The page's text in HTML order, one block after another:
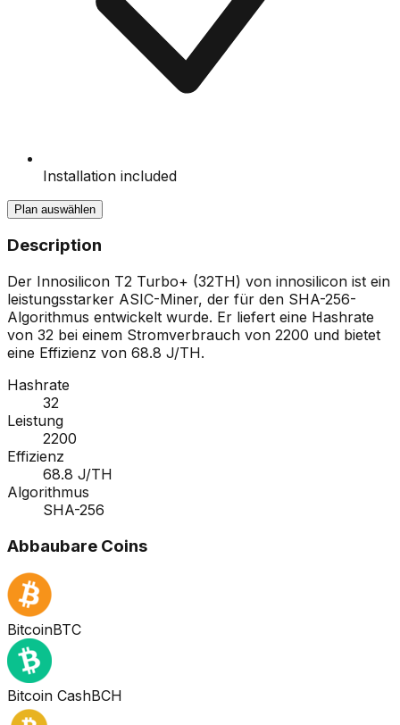
Installation included
Plan auswählen
Description
Der Innosilicon T2 Turbo+ (32TH) von innosilicon ist ein
leistungsstarker ASIC-Miner, der für den SHA-256-
Algorithmus entwickelt wurde. Er liefert eine Hashrate
von 32 bei einem Stromverbrauch von 2200 und bietet
eine Effizienz von 68.8 J/TH.
Hashrate
32
Leistung
2200
Effizienz
68.8 J/TH
Algorithmus
SHA-256
Abbaubare Coins
BitcoinBTC
Bitcoin CashBCH